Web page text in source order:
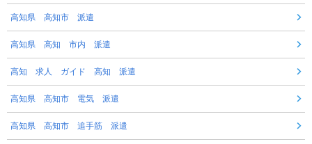
高知県 高知市 派遣
高知県 高知 市内 派遣
高知 求人 ガイド 高知 派遣
高知県 高知市 電気 派遣
高知県 高知市 追手筋 派遣